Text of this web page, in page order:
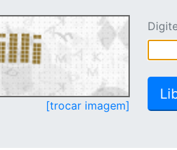
[trocar imagem]